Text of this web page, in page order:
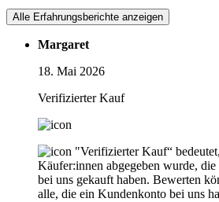
Alle Erfahrungsberichte anzeigen
Margaret
18. Mai 2026
Verifizierter Kauf
"Verifizierter Kauf“
Käufer:innen abgegeben wurde, die
bei uns gekauft haben. Bewerten
alle, die ein Kundenkonto bei uns